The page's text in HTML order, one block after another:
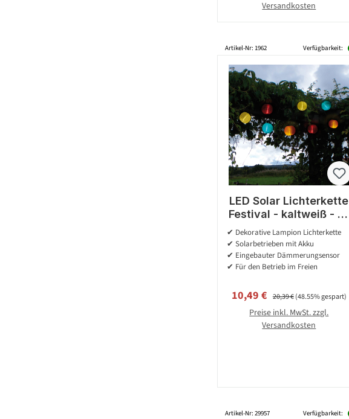
Versandkosten
Artikel-Nr: 1962 Verfügbarkeit:
LED Solar Lichterkette
Festival - kaltweiß - 10
bunte Lampions - L:
2,70m - outdoor
✔ Dekorative Lampion Lichterkette
✔ Solarbetrieben mit Akku
✔ Eingebauter Dämmerungsensor
✔ Für den Betrieb im Freien
Verkaufspreis:
10,49 € Regulärer Preis:
20,39 €(48.55% gespart)
Preise inkl. MwSt. zzgl.
Versandkosten
Artikel-Nr: 29957 Verfügbarkeit: